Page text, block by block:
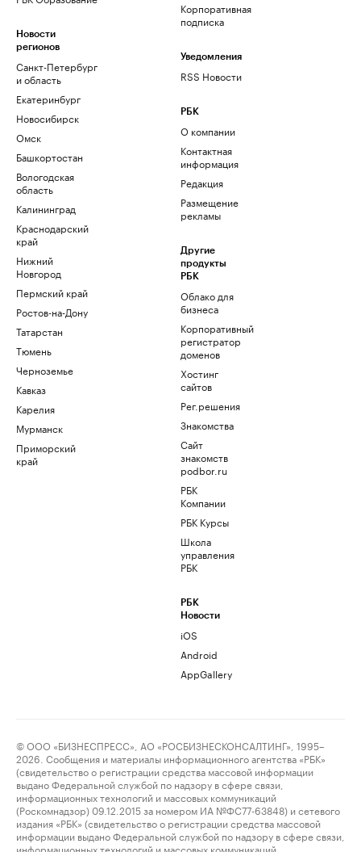
Новости
регионов
Санкт-Петербург
и область
Екатеринбург
Новосибирск
Омск
Башкортостан
Вологодская
область
Калининград
Краснодарский
край
Нижний
Новгород
Пермский край
Ростов-на-Дону
Татарстан
Тюмень
Черноземье
Кавказ
Карелия
Мурманск
Приморский
край
Корпоративная
подписка
Уведомления
RSS Новости
РБК
О компании
Контактная
информация
Редакция
Размещение
рекламы
Другие
продукты
РБК
Облако для
бизнеса
Корпоративный
регистратор
доменов
Хостинг
сайтов
Рег.решения
Знакомства
Сайт
знакомств
podbor.ru
РБК
Компании
РБК Курсы
Школа
управления
РБК
РБК
Новости
iOS
Android
AppGallery
© ООО «БИЗНЕСПРЕСС», АО «РОСБИЗНЕСКОНСАЛТИНГ», 1995–
2026. Сообщения и материалы информационного агентства «РБК»
(свидетельство о регистрации средства массовой информации
выдано Федеральной службой по надзору в сфере связи,
информационных технологий и массовых коммуникаций
(Роскомнадзор) 09.12.2015 за номером ИА №ФС77-63848) и сетевого
издания «РБК» (свидетельство о регистрации средства массовой
информации выдано Федеральной службой по надзору в сфере связи,
информационных технологий и массовых коммуникаций